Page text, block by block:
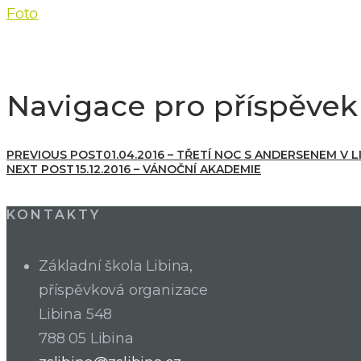
Foto
Navigace pro příspěvek
PREVIOUS POST01.04.2016 – TŘETÍ NOC S ANDERSENEM V
NEXT POST15.12.2016 – VÁNOČNÍ AKADEMIE
KONTAKTY
Základní škola Libina,
příspěvková organizace
Libina 548
788 05 Libina